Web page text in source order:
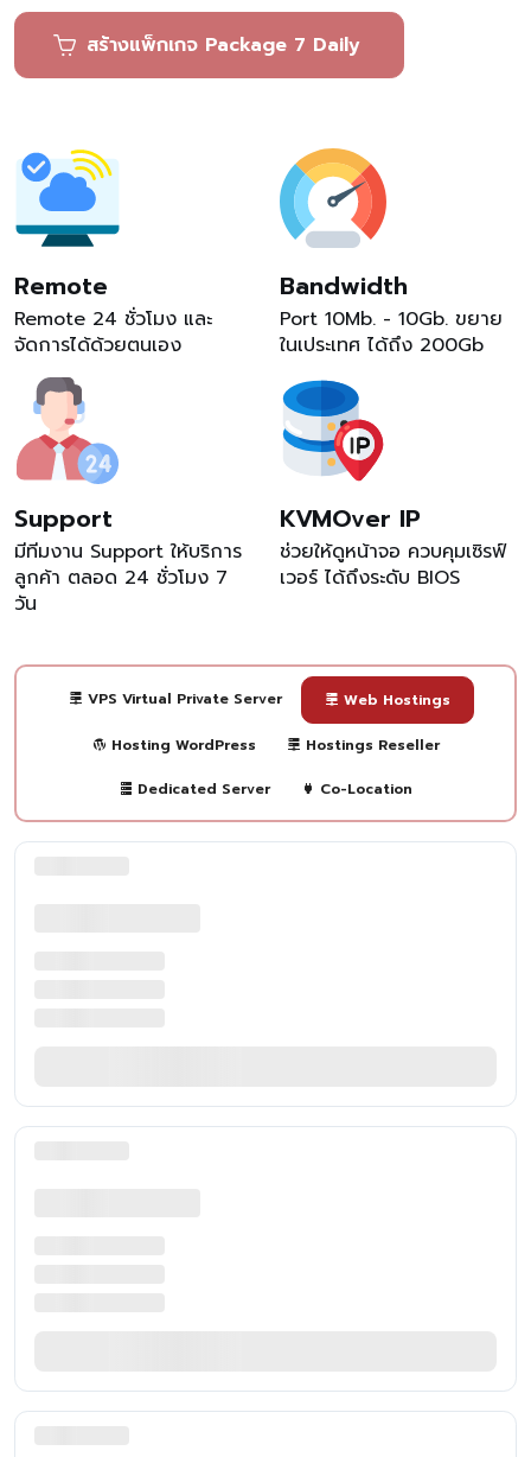
สร้างแพ็กเกจ Package 7 Daily
Remote
Remote 24 ชั่วโมง และ
จัดการได้ด้วยตนเอง
Bandwidth
Port 10Mb. - 10Gb. ขยาย
ในเประเทศ ได้ถึง 200Gb
Support
มีทีมงาน Support ให้บริการ
ลูกค้า ตลอด 24 ชั่วโมง 7
วัน
KVMOver IP
ช่วยให้ดูหน้าจอ ควบคุมเซิรฟ์
เวอร์ ได้ถึงระดับ BIOS
VPS Virtual Private Server Web Hostings
Hosting WordPress Hostings Reseller
Dedicated Server Co-Location